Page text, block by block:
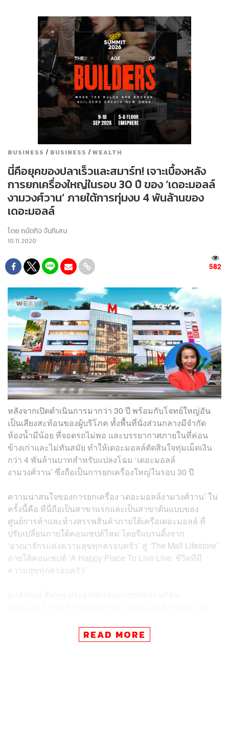
BUSINESS / BUSINESS / WEALTH
นี่คือยุคของปลาเร็วและสมาร์ท! เจาะเบื้องหลัง
การยกเครื่องใหญ่ในรอบ 30 ปี ของ ‘เดอะมอลล์
งามวงศ์วาน’ ภายใต้การทุ่มงบ 4 พันล้านของ
เดอะมอลล์
โดยถนัดกิจ จันกิเสน
10.11.2020
582
หลังจากเปิดดำเนินการมากว่า 30 ปี พร้อมกับโจทย์ใหญ่อัน
เป็นเสียงสะท้อนของผู้บริโภค ทั้งพื้นที่นั่งส่วนกลางมีจำกัด
ห้องน้ำมีน้อย ที่จอดรถไม่พอ และบรรยากาศภายในที่ค่อน
ข้างเก่าและไม่ทันสมัย ทำให้เดอะมอลล์ตัดสินใจทุ่มเม็ดเงิน
กว่า 4 พันล้านบาทสำหรับแปลงโฉม ‘เดอะมอลล์
งามวงศ์วาน’ ซึ่งถือเป็นการยกเครื่องใหญ่ในรอบ 30 ปี
ความน่าสนใจของการยกเครื่อง ‘เดอะมอลล์งามวงศ์วาน’ ใน
ครั้งนี้คือ ที่นี่ถือเป็นสาขาแรกและเป็นสาขาต้นแบบของ
ศูนย์การค้าและห้างสรรพสินค้าภายใต้เครือเดอะมอลล์ ที่
ปรับเปลี่ยนภายใต้คอนเซปต์ใหม่ โดยรีแบรนดิ้งจาก
‘อาณาจักรแห่งความสุขทุกครอบครัว’ สู่ ‘The Mall Lifestore’
ภายใต้คอนเซปต์ ‘A Happy Place To Live Live: ชีวิตที่มี
ความสุขทุกครอบครัว’
หนาว ผ่านวิกฤตต่างๆ มาหลายครั้ง โดยสามารถอยู่รอดมา
ได้จากยุคที่เมืองไทยเคยมีห้างสรรพสินค้ากว่า 26 บริษัท ใน
READ MORE